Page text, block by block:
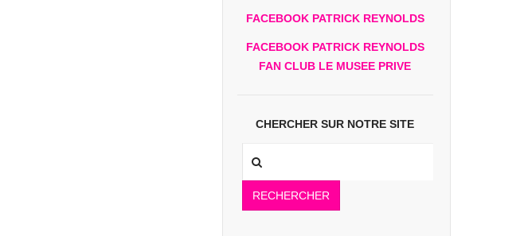
FACEBOOK PATRICK REYNOLDS
FACEBOOK PATRICK REYNOLDS
FAN CLUB LE MUSEE PRIVE
CHERCHER SUR NOTRE SITE
RECHERCHER